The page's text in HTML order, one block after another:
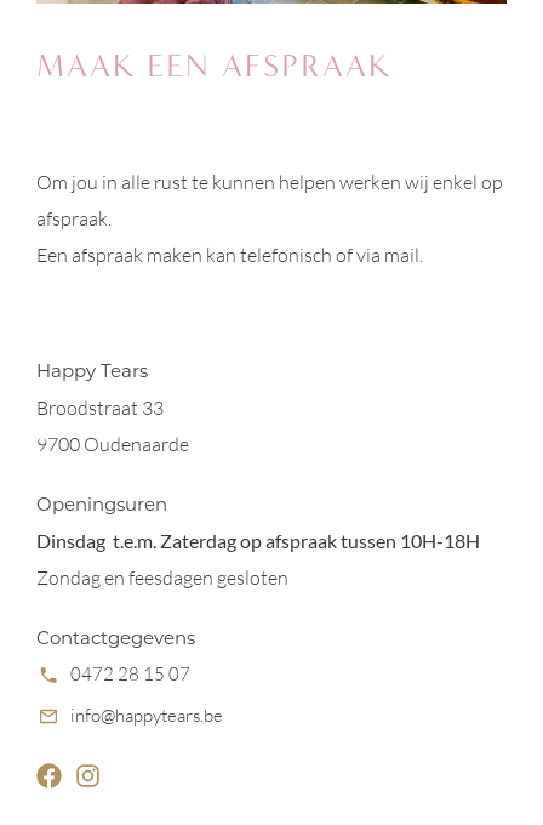
MAAK EEN AFSPRAAK
Om jou in alle rust te kunnen helpen werken wij enkel op
afspraak.
Een afspraak maken kan telefonisch of via mail.
Happy Tears
Broodstraat 33
9700 Oudenaarde
Openingsuren
Dinsdag t.e.m. Zaterdag op afspraak tussen 10H-18H
Zondag en feesdagen gesloten
Contactgegevens
0472 28 15 07
info@happytears.be